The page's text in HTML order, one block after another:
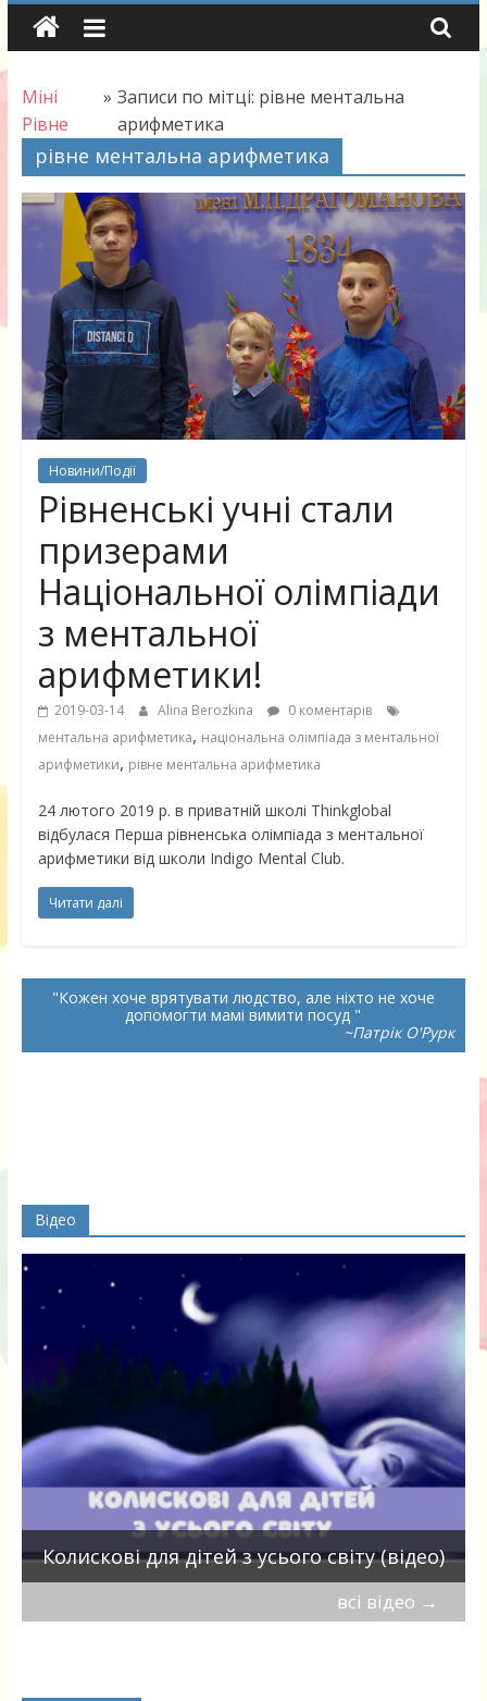
Skip
content
Міні
Рівне
» Записи по мітці: рівне ментальна
арифметика
рівне ментальна арифметика
Новини/Події
Рівненські учні стали
призерами
Національної олімпіади
з ментальної
арифметики!
2019-03-14 Alina Berozkina
0 коментарів
ментальна арифметика, національна олімпіада з ментальної
арифметики, рівне ментальна арифметика
24 лютого 2019 р. в приватній школі Thinkglobal
відбулася Перша рівненська олімпіада з ментальної
арифметики від школи Indigo Mental Club.
Читати далі
Кожен хоче врятувати людство, але ніхто не хоче
допомогти мамі вимити посуд
~Патрік О'Рурк
Відео
Колискові для дітей з усього світу (відео)
всі відео →